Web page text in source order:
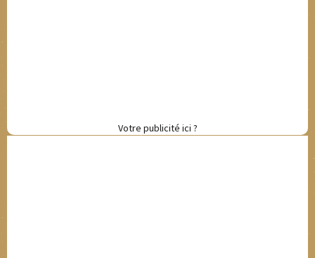
Votre publicité ici ?